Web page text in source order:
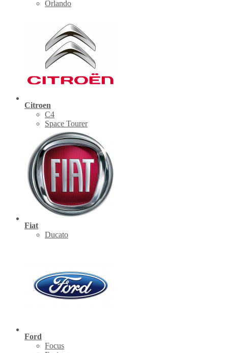
Orlando
Citroen
C4
Space Tourer
Fiat
Ducato
Ford
Focus